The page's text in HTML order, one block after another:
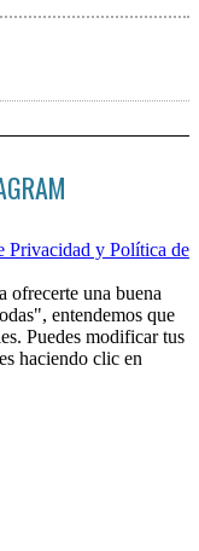
Privacidad y Política de
ofrecerte una buena
entendemos que
Puedes modificar tus
haciendo clic en